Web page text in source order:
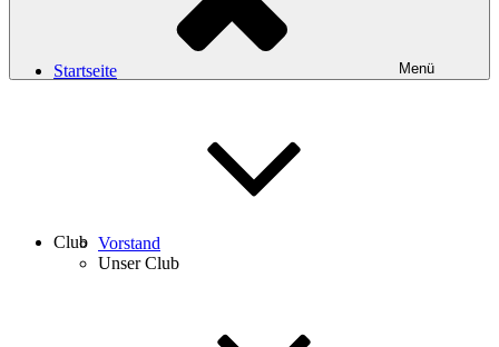
Menü
Startseite
Club Vorstand
Unser Club